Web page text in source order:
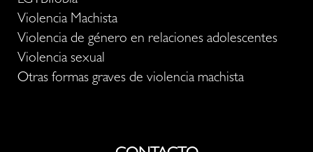
Violencia Machista
Violencia de género en relaciones adolescentes
Violencia sexual
Otras formas graves de violencia machista